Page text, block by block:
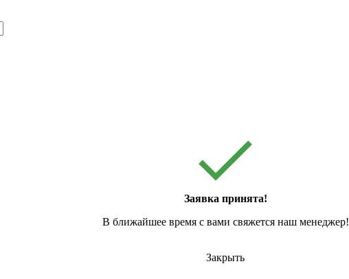
Заявка принята!
В ближайшее время с вами свяжется наш менеджер!
Закрыть